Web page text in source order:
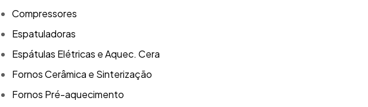
Compressores
Espatuladoras
Espátulas Elétricas e Aquec. Cera
Fornos Cerâmica e Sinterização
Fornos Pré-aquecimento